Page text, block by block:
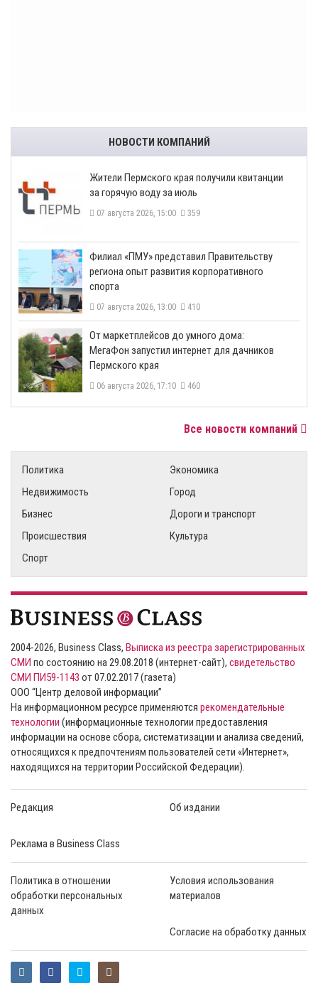
НОВОСТИ КОМПАНИЙ
​Жители Пермского края получили квитанции
за горячую воду за июль
07 августа 2026, 15:00 359
​Филиал «ПМУ» представил Правительству
региона опыт развития корпоративного
спорта
07 августа 2026, 13:00 410
От маркетплейсов до умного дома:
МегаФон запустил интернет для дачников
Пермского края
06 августа 2026, 17:10 460
Все новости компаний
Политика
Экономика
Недвижимость
Город
Бизнес
Дороги и транспорт
Происшествия
Культура
Спорт
2004-2026, Business Class, Выписка из реестра зарегистрированных
СМИ по состоянию на 29.08.2018 (интернет-сайт), свидетельство
СМИ ПИ59-1143 от 07.02.2017 (газета)
ООО “Центр деловой информации”
На информационном ресурсе применяются рекомендательные
технологии (информационные технологии предоставления
информации на основе сбора, систематизации и анализа сведений,
относящихся к предпочтениям пользователей сети «Интернет»,
находящихся на территории Российской Федерации).
Редакция Об издании
Реклама в Business Class
Политика в отношении
обработки персональных
данных
Условия использования
материалов
Согласие на обработку данных